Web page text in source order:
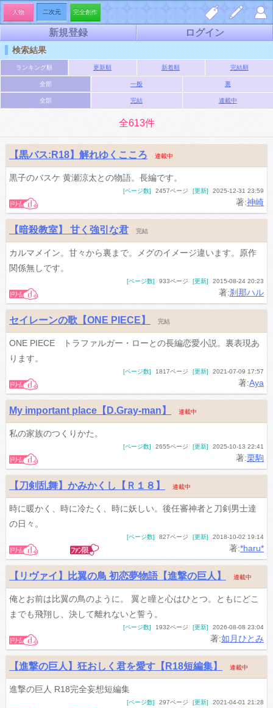
人物 二次元 完全創作
しお
り一 説を
書く
ペー
新規登録 ログイン
検索結果
ランキング順 更新順 新着順 完結順
全部 一般 裏
全部 完結 連載中
全613件
【黒バス:R18】解れゆくこころ 連載中
黒子のバスケ 黄瀬涼太との物語。長編です。
著:神崎
[ページ数] 2457ページ [更新] 2025-12-31 23:59
【暗殺教室】 甘く強引な君 完結
カルマメイン。甘々から裏まで。メグのイメージ違います。原作
関係無しです。
著:刹那ハル
[ページ数] 933ページ [更新] 2015-08-24 20:23
セイレーンの歌【ONE PIECE】 完結
ONE PIECE トラファルガー・ローとの長編恋愛小説。裏表現あ
ります。
著:Aya
[ページ数] 1817ページ [更新] 2021-07-09 17:57
My important place【D.Gray-man】 連載中
私の家族のつくりかた。
著:栗駒
[ページ数] 2655ページ [更新] 2025-10-13 22:41
【刀剣乱舞】かみかくし【Ｒ１８】 連載中
時に暖かく、時に冷たく、時に妖しい。後任審神者と刀剣男士達
の日々。
著:*haru*
[ページ数] 827ページ [更新] 2018-10-02 19:14
【リヴァイ】比翼の鳥 初恋夢物語【進撃の巨人】 連載中
俺とお前は比翼の鳥のように。 翼と瞳と心はひとつ。ともにどこ
までも飛翔し、決して離れないと誓う。
著:如月ひとみ
[ページ数] 1932ページ [更新] 2026-08-08 23:04
【進撃の巨人】狂おしく君を愛す【R18短編集】 連載中
進撃の巨人 R18完全妄想短編集
[ページ数] 297ページ [更新] 2021-04-01 21:28